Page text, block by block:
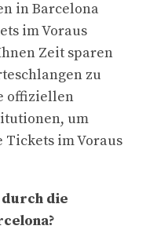
in Barcelona
im Voraus
Zeit sparen
zu
offiziellen
um
im Voraus
die